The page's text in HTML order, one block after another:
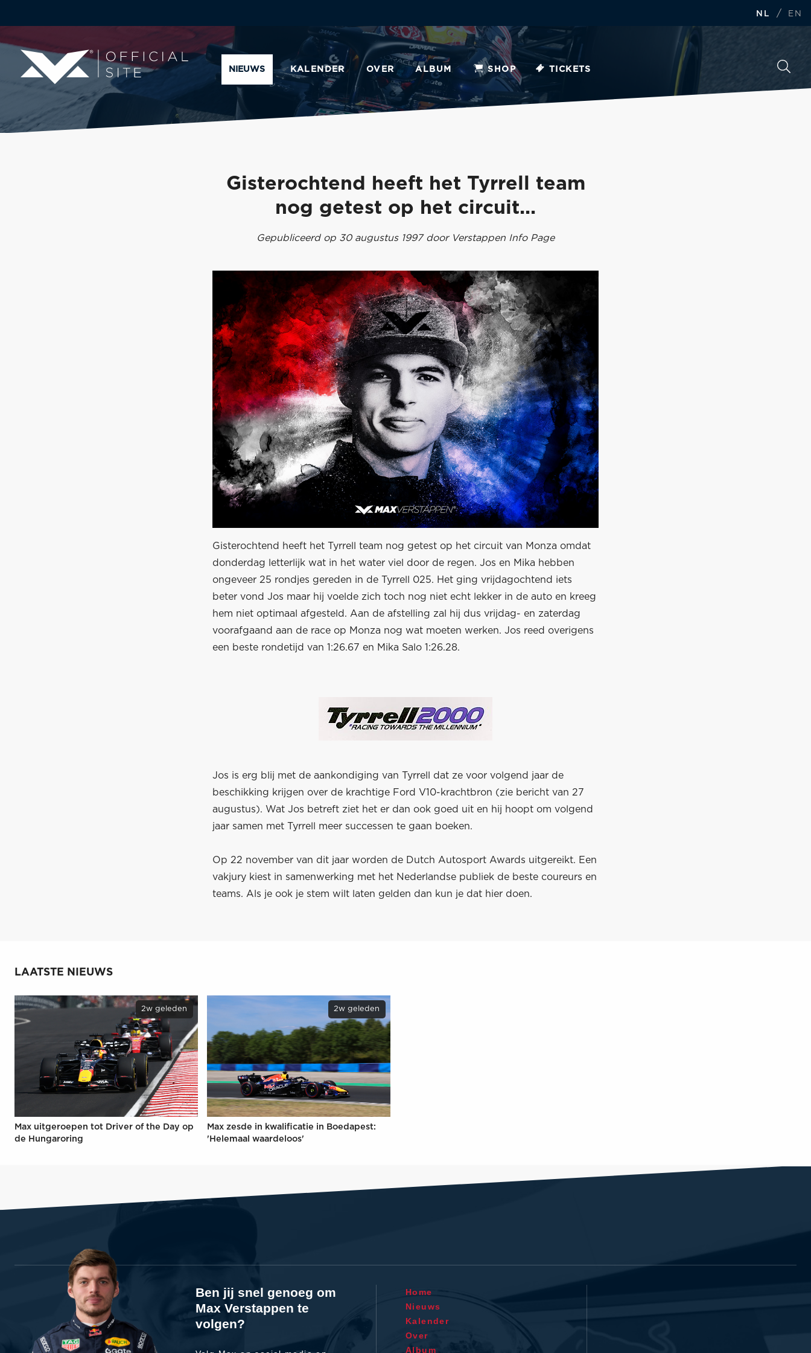
NL / EN
NIEUWS KALENDER OVER ALBUM SHOP TICKETS
Gisterochtend heeft het Tyrrell team
nog getest op het circuit...
Gepubliceerd op 30 augustus 1997 door Verstappen Info Page
Gisterochtend heeft het Tyrrell team nog getest op het circuit van Monza omdat
donderdag letterlijk wat in het water viel door de regen. Jos en Mika hebben
ongeveer 25 rondjes gereden in de Tyrrell 025. Het ging vrijdagochtend iets
beter vond Jos maar hij voelde zich toch nog niet echt lekker in de auto en kreeg
hem niet optimaal afgesteld. Aan de afstelling zal hij dus vrijdag- en zaterdag
voorafgaand aan de race op Monza nog wat moeten werken. Jos reed overigens
een beste rondetijd van 1:26.67 en Mika Salo 1:26.28.
Jos is erg blij met de aankondiging van Tyrrell dat ze voor volgend jaar de
beschikking krijgen over de krachtige Ford V10-krachtbron (zie bericht van 27
augustus). Wat Jos betreft ziet het er dan ook goed uit en hij hoopt om volgend
jaar samen met Tyrrell meer successen te gaan boeken.
Op 22 november van dit jaar worden de Dutch Autosport Awards uitgereikt. Een
vakjury kiest in samenwerking met het Nederlandse publiek de beste coureurs en
teams. Als je ook je stem wilt laten gelden dan kun je dat hier doen.
LAATSTE NIEUWS
2w geleden
Max uitgeroepen tot Driver of the Day op
de Hungaroring
2w geleden
Max zesde in kwalificatie in Boedapest:
'Helemaal waardeloos'
Ben jij snel genoeg om
Max Verstappen te
volgen?
Home
Nieuws
Kalender
Over
Album